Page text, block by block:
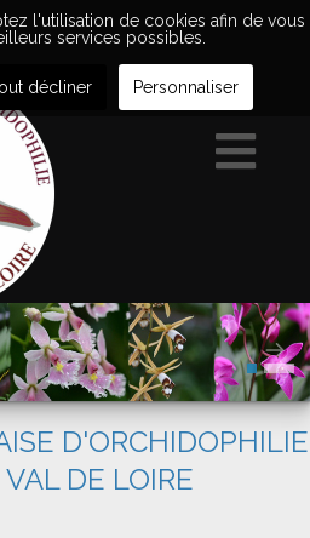
D'ORCHIDOPHILIE
DE LOIRE
l'utilisation de cookies afin de vous
services possibles.
décliner Personnaliser